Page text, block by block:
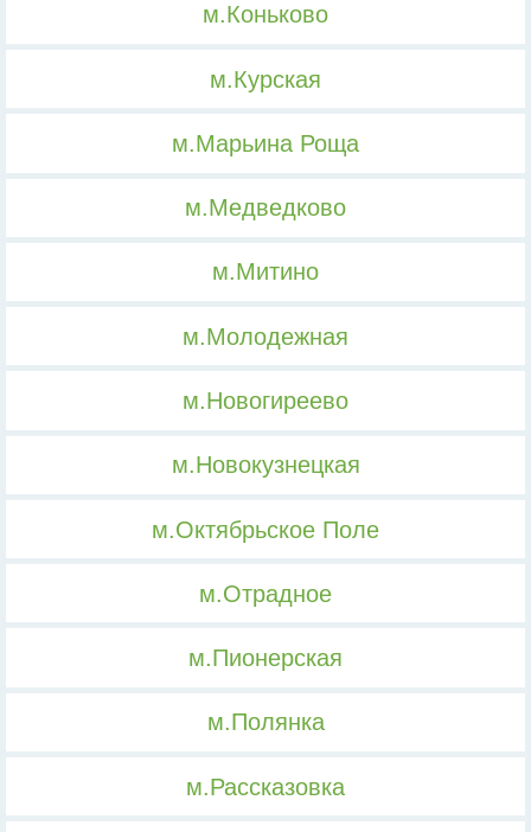
м.Коньково
м.Курская
м.Марьина Роща
м.Медведково
м.Митино
м.Молодежная
м.Новогиреево
м.Новокузнецкая
м.Октябрьское Поле
м.Отрадное
м.Пионерская
м.Полянка
м.Рассказовка